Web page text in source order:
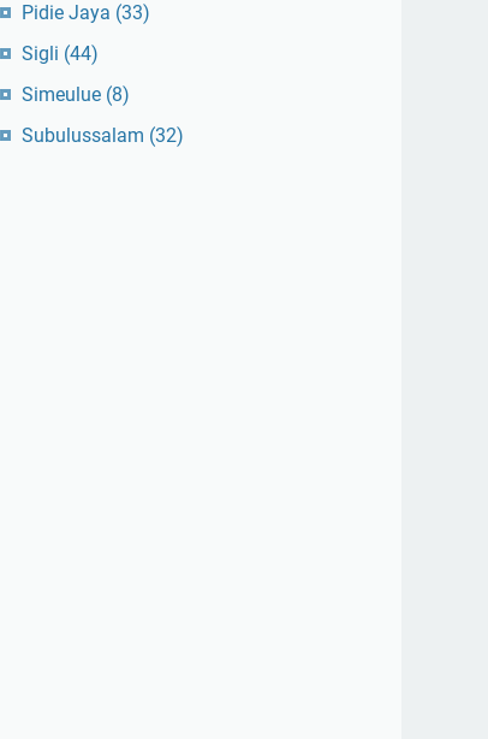
Pidie Jaya (33)
Sigli (44)
Simeulue (8)
Subulussalam (32)